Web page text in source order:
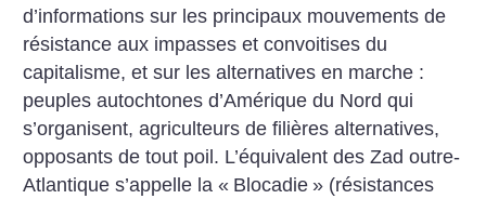
d’informations sur les principaux mouvements de
résistance aux impasses et convoitises du
capitalisme, et sur les alternatives en marche :
peuples autochtones d’Amérique du Nord qui
s’organisent, agriculteurs de filières alternatives,
opposants de tout poil. L’équivalent des Zad outre-
Atlantique s’appelle la « Blocadie » (résistances